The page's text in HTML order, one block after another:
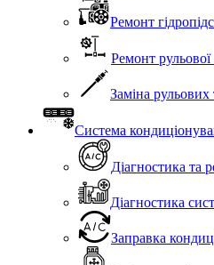
Ремонт
Ремонт
Заміна рульових
Система
Діагностика та
Діагностика
Заправка